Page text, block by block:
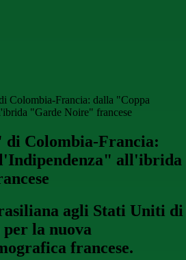
Colombia-Francia: dalla "Coppa
"Garde Noire" francese
Colombia-Francia:
all'ibrida
agli Stati Uniti di
per la nuova
francese.